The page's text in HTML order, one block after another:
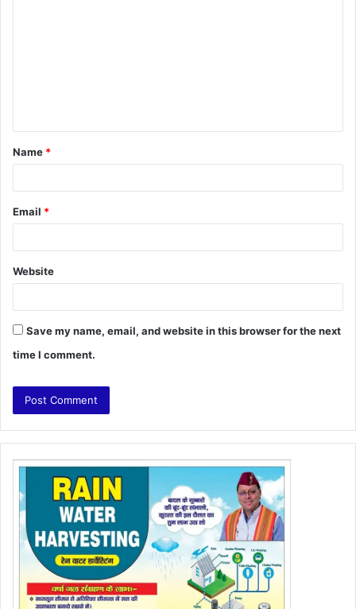
t
*
Name *
Email *
Website
Save my name, email, and website in this browser for the next
time I comment.